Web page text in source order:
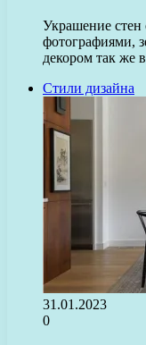
Украшение стен
фотографиями,
декором так же
Стили дизайна
31.01.2023
0